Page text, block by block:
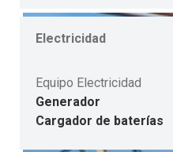
Electricidad
Equipo Electricidad
Generador
Cargador de baterías